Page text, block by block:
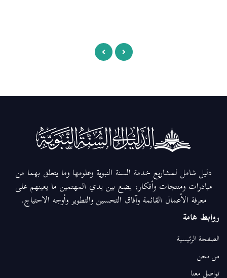
دليل شامل لمشاريع خدمة السنة النبوية وعلومها وما يتعلق بهما من
مبادرات ومنتجات وأفكار، يضع بين يدي المهتمين ما يعينهم على
معرفة الأعمال القائمة وآفاق التحسين والتطوير وأوجه الاحتياج.
روابط هامة
الصفحة الرئيسية
من نحن
تواصل معنا